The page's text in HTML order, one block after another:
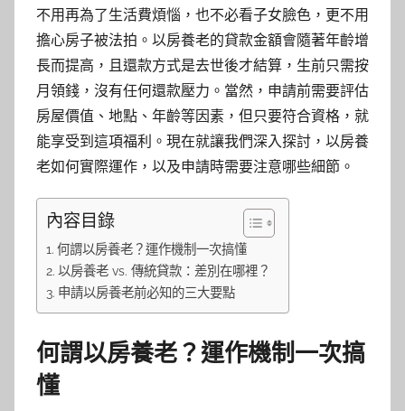
不用再為了生活費煩惱，也不必看子女臉色，更不用
擔心房子被法拍。以房養老的貸款金額會隨著年齡增
長而提高，且還款方式是去世後才結算，生前只需按
月領錢，沒有任何還款壓力。當然，申請前需要評估
房屋價值、地點、年齡等因素，但只要符合資格，就
能享受到這項福利。現在就讓我們深入探討，以房養
老如何實際運作，以及申請時需要注意哪些細節。
內容目錄
何謂以房養老？運作機制一次搞懂
以房養老 vs. 傳統貸款：差別在哪裡？
申請以房養老前必知的三大要點
何謂以房養老？運作機制一次搞
懂